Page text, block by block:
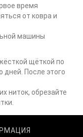
время
от ковра и
машины
щёткой по
дней. После этого
ниток, обрезайте